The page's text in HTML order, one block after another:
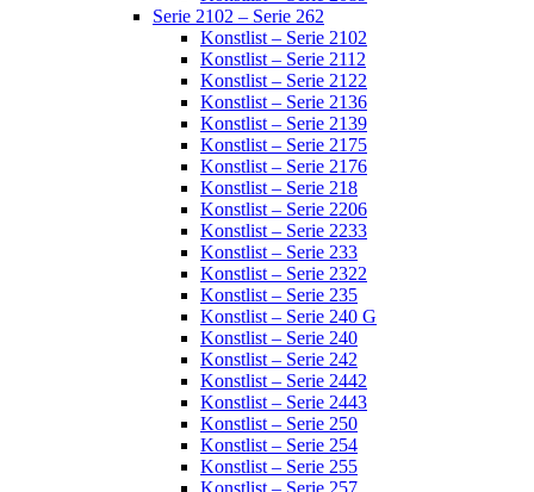
Serie 2102 – Serie 262
Konstlist – Serie 2102
Konstlist – Serie 2112
Konstlist – Serie 2122
Konstlist – Serie 2136
Konstlist – Serie 2139
Konstlist – Serie 2175
Konstlist – Serie 2176
Konstlist – Serie 218
Konstlist – Serie 2206
Konstlist – Serie 2233
Konstlist – Serie 233
Konstlist – Serie 2322
Konstlist – Serie 235
Konstlist – Serie 240 G
Konstlist – Serie 240
Konstlist – Serie 242
Konstlist – Serie 2442
Konstlist – Serie 2443
Konstlist – Serie 250
Konstlist – Serie 254
Konstlist – Serie 255
Konstlist – Serie 257